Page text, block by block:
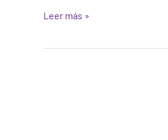
Leer más »